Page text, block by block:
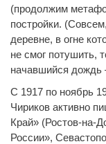
(продолжим
постройки.
деревне, в огне
не смог потушить,
начавшийся
С 1917 по ноябрь
Чириков активно
Край» (Ростов-на-
России»,